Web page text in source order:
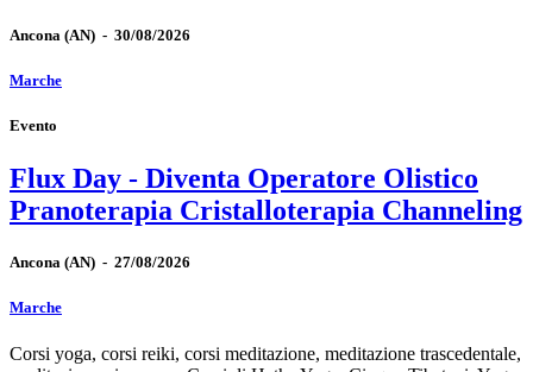
Ancona (AN) - 30/08/2026
Marche
Evento
Flux Day - Diventa Operatore Olistico
Pranoterapia Cristalloterapia Channeling
Ancona (AN) - 27/08/2026
Marche
Corsi yoga, corsi reiki, corsi meditazione, meditazione trascedentale,